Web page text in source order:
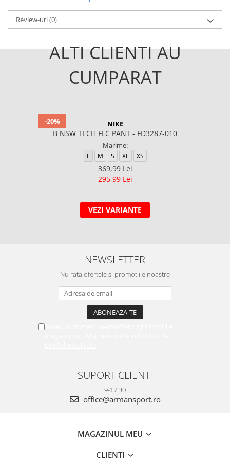
Review-uri(0)
ALTI CLIENTI AU
CUMPARAT
-20% NIKE
B NSW TECH FLC PANT - FD3287-010
Marime:
L M S XL XS
369,99 Lei
295,99 Lei
VEZI VARIANTE
NEWSLETTER
Nu rata ofertele si promotiile noastre
SUPORT CLIENTI
9-17:30
office@armansport.ro
MAGAZINUL MEU
CLIENTI